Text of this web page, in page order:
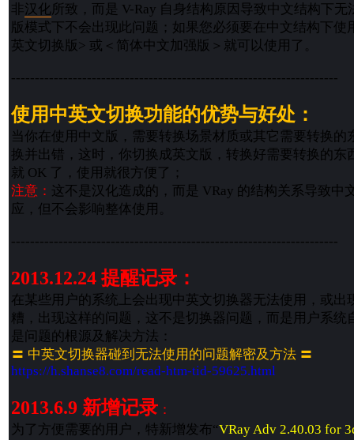
非汉化所致，而是 V-Ray 自身结构原因导致中文结构下
版模式下不会出现此问题；如果您必须要在中文结构下使
英文切换版> 或＜简体中文加强版＞就可以使用了。
---------------------------------------------------------------------
使用中英文切换功能的优势与好处：
当你在使用中文版，需要转换场景材质或其它需要转换的
换并出错，这时，你切换成英文版，转换好需要转换的东
就 OK 了，使用就很方便了；
注意： 这不是汉化造成的，而是 VRay 的结构关系导致中
应，但不会影响整体使用。
---------------------------------------------------------------------
2013.12.24 提醒记录：
在某些用户的系统上会出现中英文切换器无法使用，或出
糟，出现这样的问题，这不是切换器问题，而是用户系统
是问题的根源及解决方法：
〓 中英文切换器碰到无法使用的问题解密及方法 〓
https://h.shanse8.com/read-htm-tid-59625.html
2013.6.9 新增记录 ：
为了方便需要的用户，特新增发布“VRay Adv 2.40.03 for